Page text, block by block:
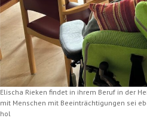
Elischa Rieken findet in ihrem Beruf in der
mit Menschen mit Beeinträchtigungen sei
hol